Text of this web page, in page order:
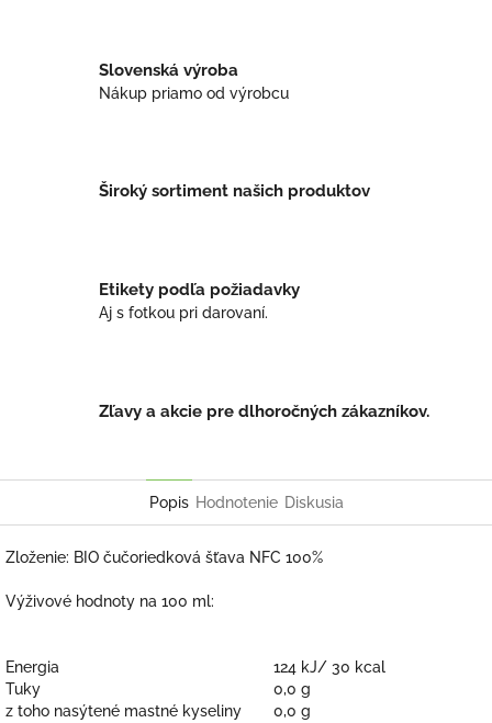
Slovenská výroba
Nákup priamo od výrobcu
Široký sortiment našich produktov
Etikety podľa požiadavky
Aj s fotkou pri darovaní.
Zľavy a akcie pre dlhoročných zákazníkov.
Popis Hodnotenie Diskusia
Zloženie: BIO čučoriedková šťava NFC 100%
Výživové hodnoty na 100 ml:
Energia
124 kJ/ 30 kcal
Tuky
0,0 g
z toho nasýtené mastné kyseliny
0,0 g